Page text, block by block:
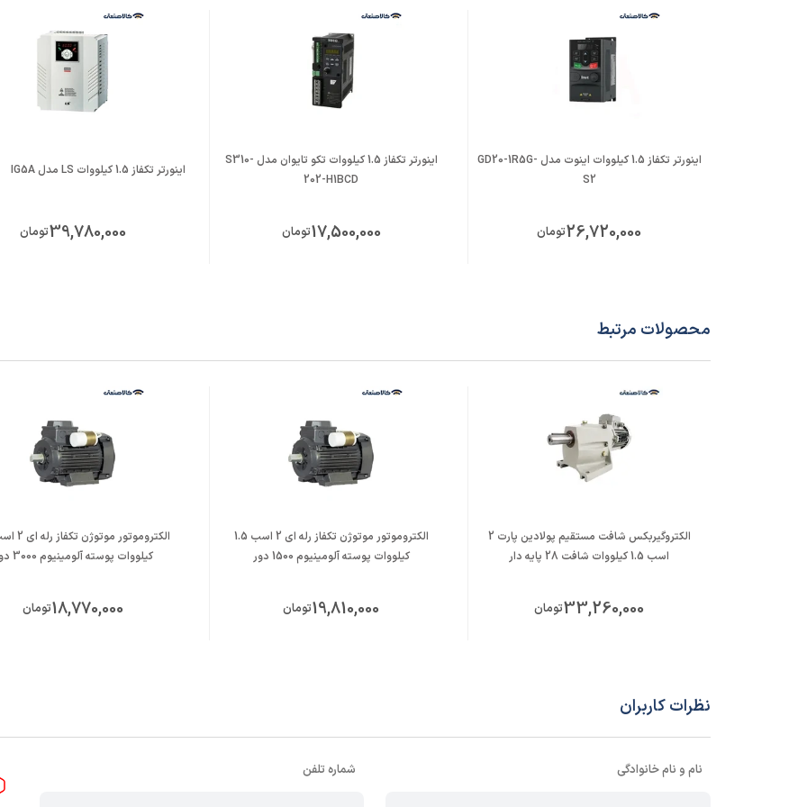
اینورتر تکفاز 1.5 کیلووات اینوت مدل GD20-1R5G-
S2
26,720,000تومان
اینورتر تکفاز 1.5 کیلووات تکو تایوان مدل S310-
202-H1BCD
17,500,000تومان
اینورتر تکفاز 1.5 کیلووات LS مدل IG5A
39,780,000تومان
محصولات مرتبط
الکتروگیربکس شافت مستقیم پولادین پارت 2
اسب 1.5 کیلووات شافت 28 پایه دار
33,260,000تومان
الکتروموتور موتوژن تکفاز رله ای 2 اسب 1.5
کیلووات پوسته آلومینیوم 1500 دور
19,810,000تومان
کیلووات پوسته آلومینیوم 3000 دور
18,770,000تومان
نظرات کاربران
نام و نام خانوادگی شماره تلفن